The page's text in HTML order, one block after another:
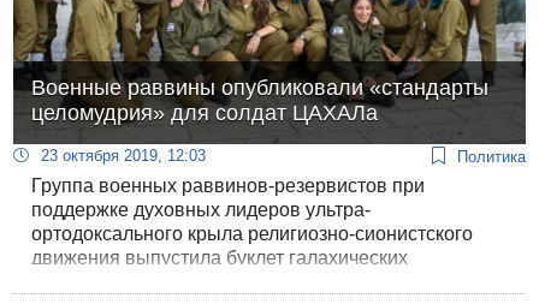
Военные раввины опубликовали «стандарты
целомудрия» для солдат ЦАХАЛа
23 октября 2019, 12:03 Политика
Группа военных раввинов-резервистов при
поддержке духовных лидеров ультра-
ортодоксального крыла религиозно-сионистского
движения выпустила буклет галахических